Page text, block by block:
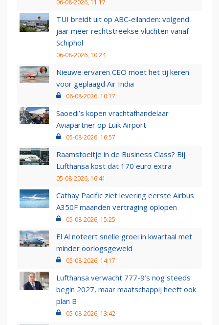
06-08-2026, 11:17
TUI breidt uit op ABC-eilanden: volgend
jaar meer rechtstreekse vluchten vanaf
Schiphol
06-08-2026, 10:24
Nieuwe ervaren CEO moet het tij keren
voor geplaagd Air India
06-08-2026, 10:17
Saoedi’s kopen vrachtafhandelaar
Aviapartner op Luik Airport
05-08-2026, 16:57
Raamstoeltje in de Business Class? Bij
Lufthansa kost dat 170 euro extra
05-08-2026, 16:41
Cathay Pacific ziet levering eerste Airbus
A350F maanden vertraging oplopen
05-08-2026, 15:25
El Al noteert snelle groei in kwartaal met
minder oorlogsgeweld
05-08-2026, 14:17
Lufthansa verwacht 777-9’s nog steeds
begin 2027, maar maatschappij heeft ook
plan B
05-08-2026, 13:42